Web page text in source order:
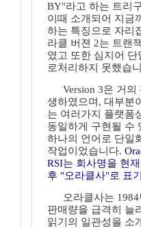
BY"라고 하는 트리
이때 소개되어 지금
하는 특징으로 자리
라클 버젼 2는 트랜
였고 또한 심지어 단
로처리하지 못했습
Version 3은 거
생하였으며, 대부분
는 여러가지 플랫폼
동일하게 구현될 수
하나의 언어로 단일
작업이었습니다.
RSI는 회사명을 현재
후 "오라클사"로 표
오라클사는
판매량을 급격히 늘
읽기의 일관성을 소